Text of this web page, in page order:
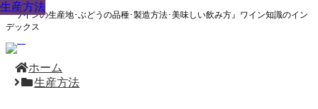
『ワインの生産地･ぶどうの品種･製造方法･美味しい飲み方』ワイン知識のイン
デックス
ホーム
生産方法
生産方法
生産方法
生産方法
生産方法
生産方法
生産方法
生産方法
生産方法
生産方法